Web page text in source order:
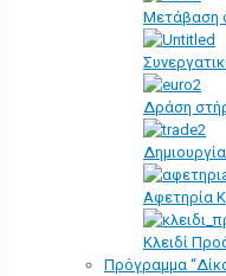
Μετάβαση
Δράση
Αφετηρία
Κλειδί
Πρόγραμμα